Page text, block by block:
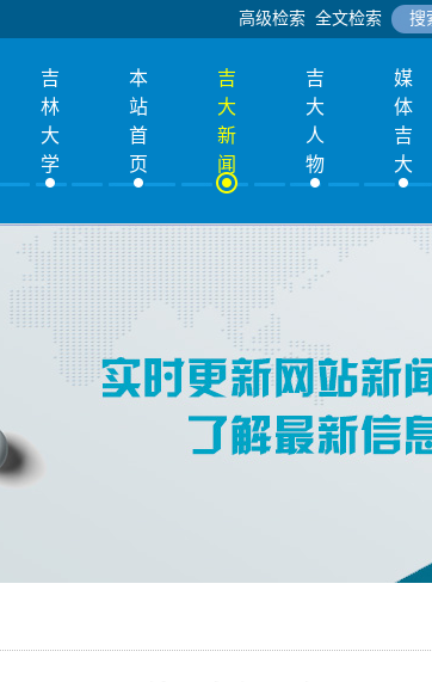
高级检索 全文检索
吉
林
大
学
本
站
首
页
吉
大
新
闻
吉
大
人
物
媒
体
吉
大